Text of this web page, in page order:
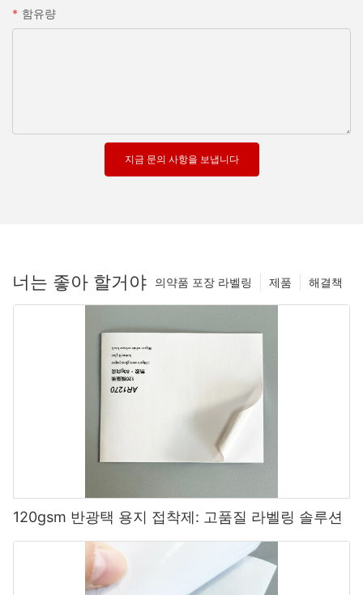
함유량
지금 문의 사항을 보냅니다
너는 좋아 할거야 해결책
제품
의약품 포장 라벨링
120gsm 반광택 용지 접착제: 고품질 라벨링 솔루션